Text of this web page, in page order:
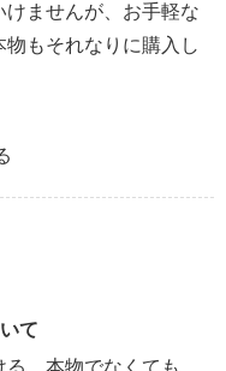
ませんが、お手軽な
もそれなりに購入し
て
る。本物でなくても